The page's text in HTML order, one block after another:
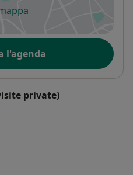
si apre in una nuova scheda
l'agenda
private)